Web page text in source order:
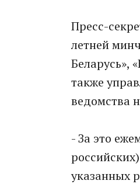
Пресс-
летней
Беларусь»,
также
ведомства
- За это
указанных